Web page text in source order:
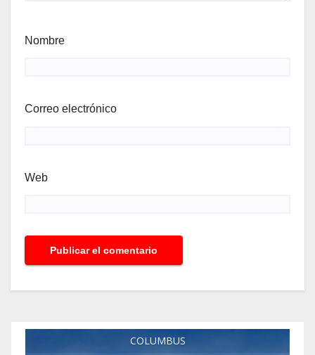
Nombre
Correo electrónico
Web
COLUMBUS